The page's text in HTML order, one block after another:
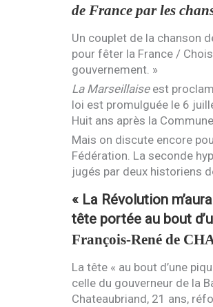
de France par les
Un couplet de la chanson
pour fêter la France /
gouvernement. »
La Marseillaiseest
loi est promulguée le 6
Huit ans après la
Mais on discute encore
Fédération. La seconde
jugés par deux historiens
« La Révolution
tête portée au bout
François-René de
La tête « au bout d’une
celle du gouverneur de la
Chateaubriand, 21 ans,